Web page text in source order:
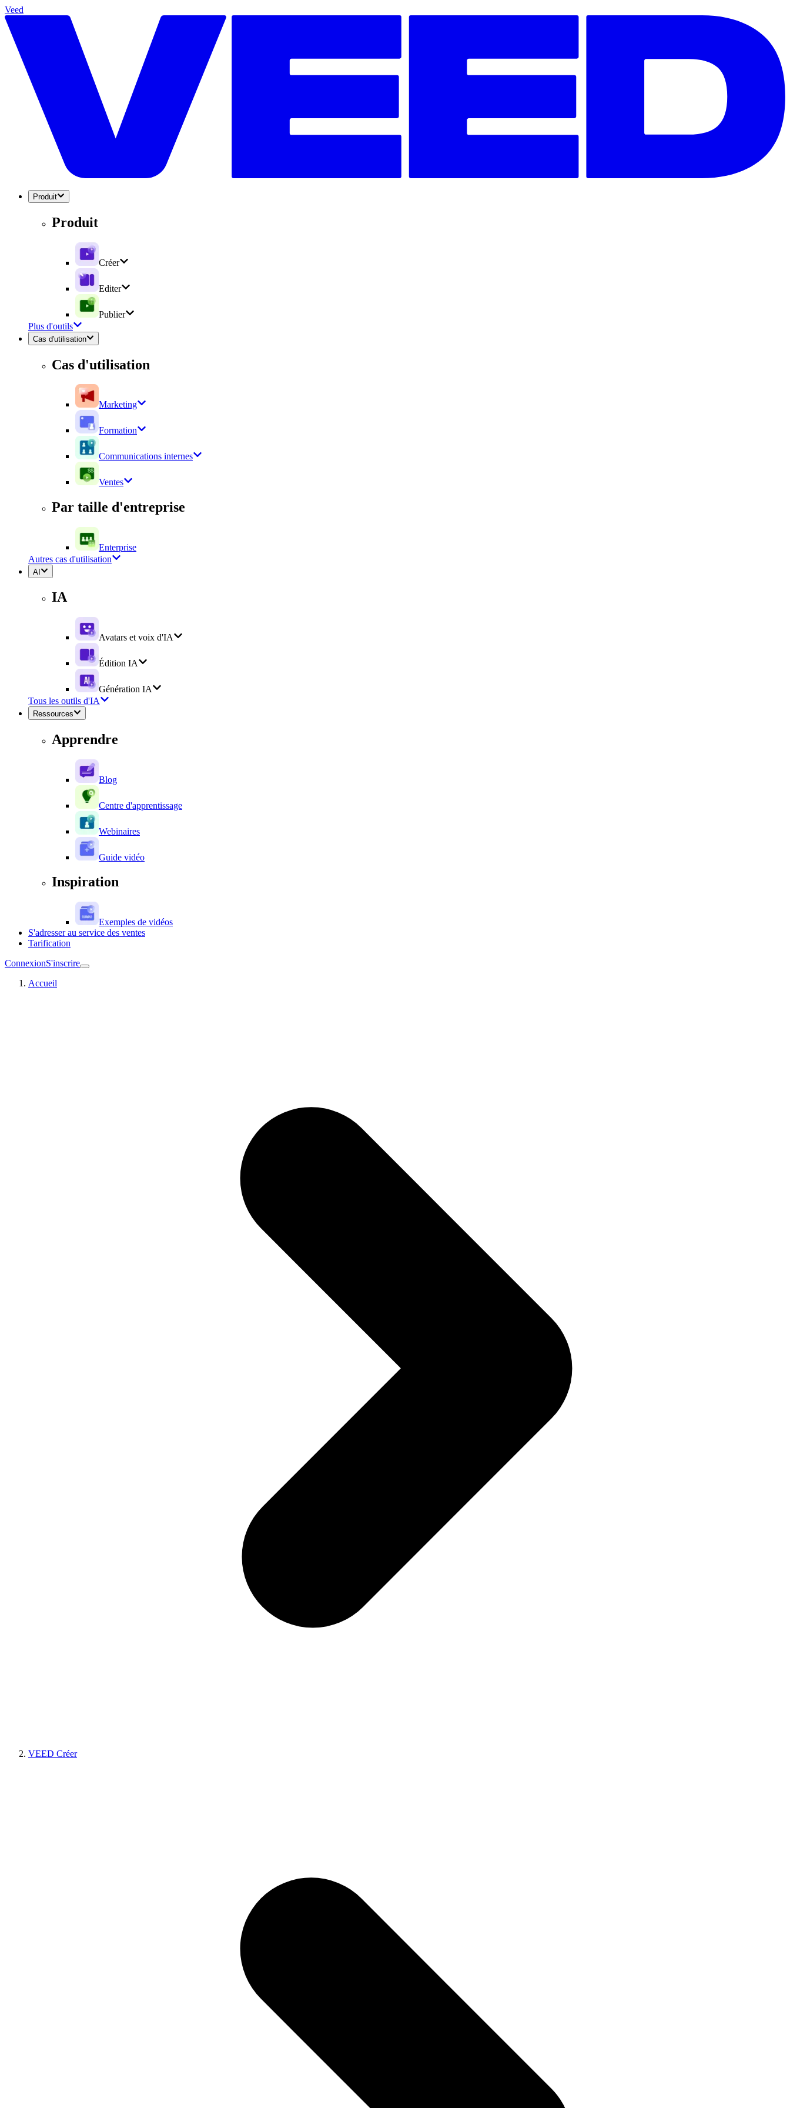
Veed
Produit
Produit
Créer
Editer
Publier
Plus d'outils
Cas d'utilisation
Cas d'utilisation
Marketing
Formation
Communications internes
Ventes
Par taille d'entreprise
Enterprise
Autres cas d'utilisation
AI
IA
Avatars et voix d'IA
Édition IA
Génération IA
Tous les outils d'IA
Ressources
Apprendre
Blog
Centre d'apprentissage
Webinaires
Guide vidéo
Inspiration
Exemples de vidéos
S'adresser au service des ventes
Tarification
ConnexionS'inscrire
Accueil
VEED Créer